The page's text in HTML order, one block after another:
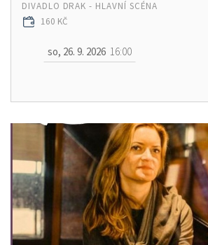
DIVADLO DRAK - HLAVNÍ SCÉNA
160 KČ
so, 26. 9. 2026 16:00